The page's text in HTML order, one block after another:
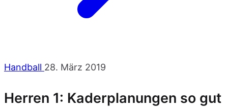
Handball 28. März 2019
Herren 1: Kaderplanungen so gut